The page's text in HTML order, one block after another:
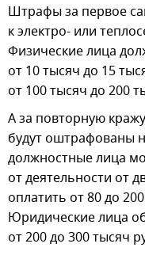
Штрафы за первое
к электро- или
Физические лица
от 10 тысяч до 15
от 100 тысяч до 200
А за повторную
будут оштрафованы
должностные лица
от деятельности от
оплатить от 80 до
Юридические лица
от 200 до 300 тысяч